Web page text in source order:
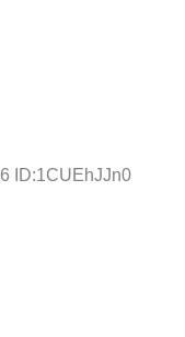
ID:1CUEhJJn0